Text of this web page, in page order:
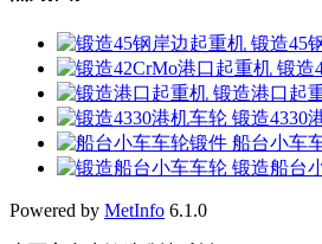
锻造45
锻造
锻造港口起
锻造4330
船台小车
锻造船台
Powered by MetInfo 6.1.0